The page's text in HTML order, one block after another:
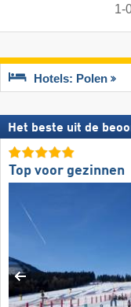
1-
Hotels: Polen
Het beste uit de
Top voor gezinnen